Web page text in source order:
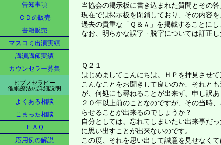
告知事項
ＣＤの販売
書籍販売
マスコミ出演実績
講演講師実績
カウンセラー募集
ヒプノセラピー
催眠療法の詳細説明
よくある相談
こまった相談
ＦＡＱ
応用例の解説
当協会の掲示板に書き込まれた質問とその
現在では掲示板を閉鎖しており、その内容
過去の貴重な「Ｑ＆Ａ」を掲載することにし
なお、明らかな誤字・脱字については訂正
Ｑ２１
はじめましてこんにちは。ＨＰを拝見させ
こんなことをお聞きして良いのか、それと
が、何処にも尋ねることが出来ず、申し訳
２０年以上前のことなのですが、その当時
らせることが出来るのでしょうか？
自分としては、忘れてしまいたい出来事だ
に思い出すことが出来ないのです。
この度、それを思い出して誠意を見せなく